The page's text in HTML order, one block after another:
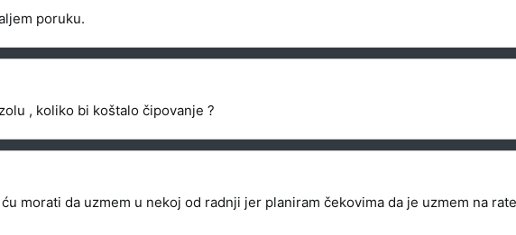
poruku.
, koliko bi koštalo čipovanje ?
morati da uzmem u nekoj od radnji jer planiram čekovima da je uzmem na